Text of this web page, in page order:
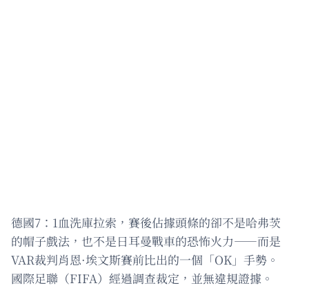
德國7：1血洗庫拉索，賽後佔據頭條的卻不是哈弗茨
的帽子戲法，也不是日耳曼戰車的恐怖火力——而是
VAR裁判肖恩·埃文斯賽前比出的一個「OK」手勢。
國際足聯（FIFA）經過調查裁定，並無違規證據。